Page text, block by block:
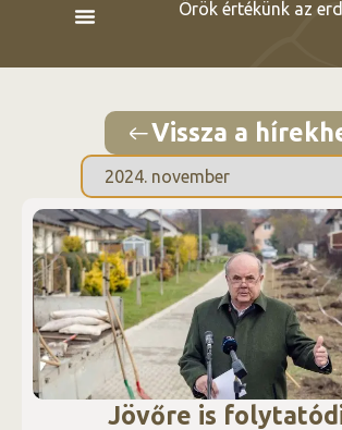
Örök értékünk az
Vissza a
Jövőre is